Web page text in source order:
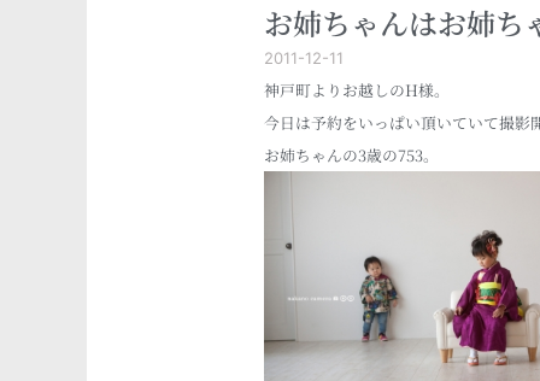
お姉ちゃんはお姉ち
2011-12-11
神戸町よりお越しのH様。
今日は予約をいっぱい頂いていて撮
お姉ちゃんの3歳の753。